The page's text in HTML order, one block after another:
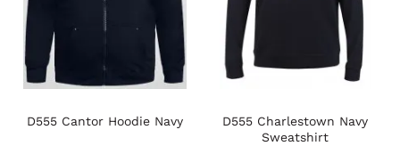
D555 Cantor Hoodie Navy
D555 Charlestown Navy
Sweatshirt